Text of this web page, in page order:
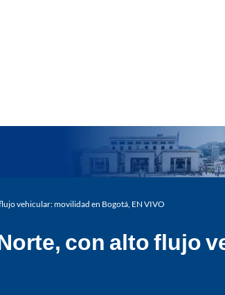
vehicular: movilidad en Bogotá, EN VIVO
con alto flujo